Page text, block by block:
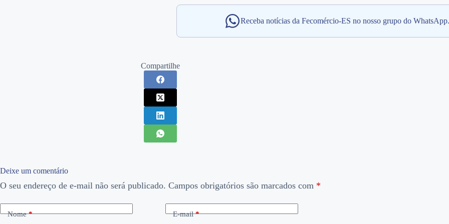
Receba notícias da Fecomércio-ES no nosso grupo do WhatsApp.
Compartilhe
Deixe um comentário
O seu endereço de e-mail não será publicado. Campos obrigatórios são marcados com *
Nome* E-mail*